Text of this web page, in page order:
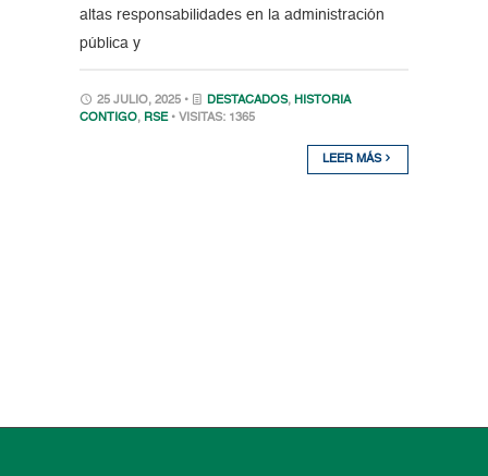
altas responsabilidades en la administración
pública y
25 JULIO, 2025 • DESTACADOS, HISTORIA
CONTIGO, RSE • VISITAS: 1365
LEER MÁS